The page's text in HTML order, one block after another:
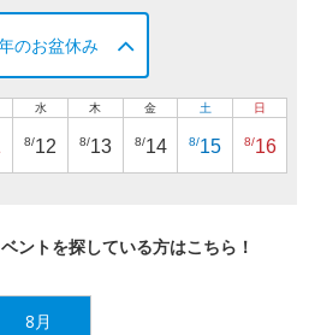
のお盆休み
水
8/12
木
8/13
金
8/14
土
8/15
日
8/16
ントを探している方はこちら！
8月